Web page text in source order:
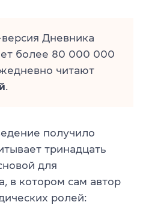
Дневника
более 80 000 000
читают
получило
тринадцать
для
в котором сам автор
ролей: